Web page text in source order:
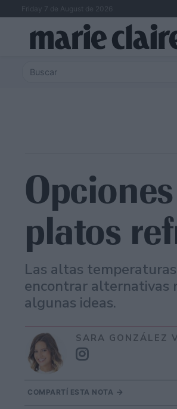
Friday 7 de August de 2026
platos
Las altas
encontrar alternativas
algunas ideas.
SARA GONZÁLEZ
COMPARTÍ ESTA NOTA